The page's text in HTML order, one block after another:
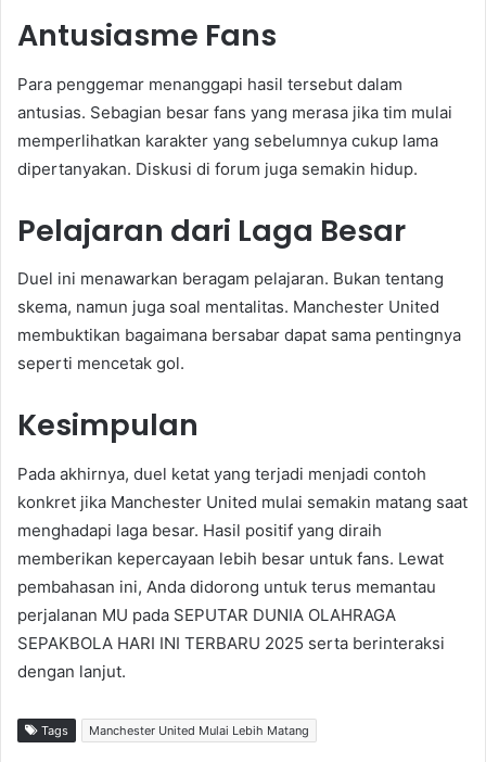
Antusiasme Fans
Para penggemar menanggapi hasil tersebut dalam
antusias. Sebagian besar fans yang merasa jika tim mulai
memperlihatkan karakter yang sebelumnya cukup lama
dipertanyakan. Diskusi di forum juga semakin hidup.
Pelajaran dari Laga Besar
Duel ini menawarkan beragam pelajaran. Bukan tentang
skema, namun juga soal mentalitas. Manchester United
membuktikan bagaimana bersabar dapat sama pentingnya
seperti mencetak gol.
Kesimpulan
Pada akhirnya, duel ketat yang terjadi menjadi contoh
konkret jika Manchester United mulai semakin matang saat
menghadapi laga besar. Hasil positif yang diraih
memberikan kepercayaan lebih besar untuk fans. Lewat
pembahasan ini, Anda didorong untuk terus memantau
perjalanan MU pada SEPUTAR DUNIA OLAHRAGA
SEPAKBOLA HARI INI TERBARU 2025 serta berinteraksi
dengan lanjut.
Tags Manchester United Mulai Lebih Matang